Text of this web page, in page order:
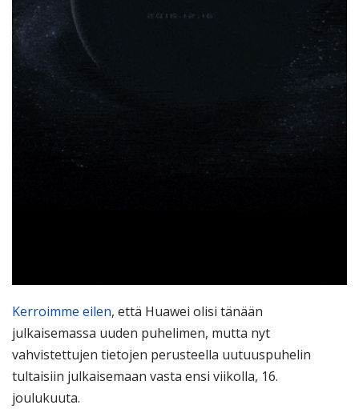
Kerroimme eilen, että Huawei olisi tänään
julkaisemassa uuden puhelimen, mutta nyt
vahvistettujen tietojen perusteella uutuuspuhelin
tultaisiin julkaisemaan vasta ensi viikolla, 16.
joulukuuta.